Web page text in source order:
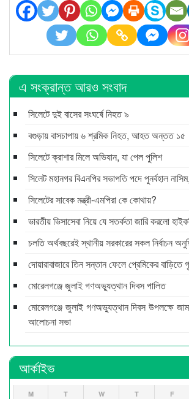
এ সংক্রান্ত আরও সংবাদ
সিলেটে দুই বাসের সংঘর্ষে নিহত ৯
বগুড়ায় বাসচাপায় ৬ শ্রমিক নিহত, আহত অন্তত ১৫
সিলেটে ক্রাশার মিলে অভিযান, যা পেল পুলিশ
সিলেট মহানগর বিএনপির সভাপতি পদে পুনর্বহাল
সিলেটের সাবেক মন্ত্রী-এমপিরা কে কোথায়?
ভারতীয় ভিসাসেবা নিয়ে যে সতর্কতা জারি করলো
চলতি অর্থবছরেই স্থানীয় সরকারের সকল নির্বাচন
দোয়ারাবাজারে তিন সন্তান ফেলে প্রেমিকের
মোরেলগঞ্জে জুলাই গণঅভ্যুত্থান দিবস পালিত
মোরেলগঞ্জে জুলাই গণঅভ্যুত্থান দিবস উপলক্ষে
আলোচনা সভা
আর্কাইভ
M T W T F